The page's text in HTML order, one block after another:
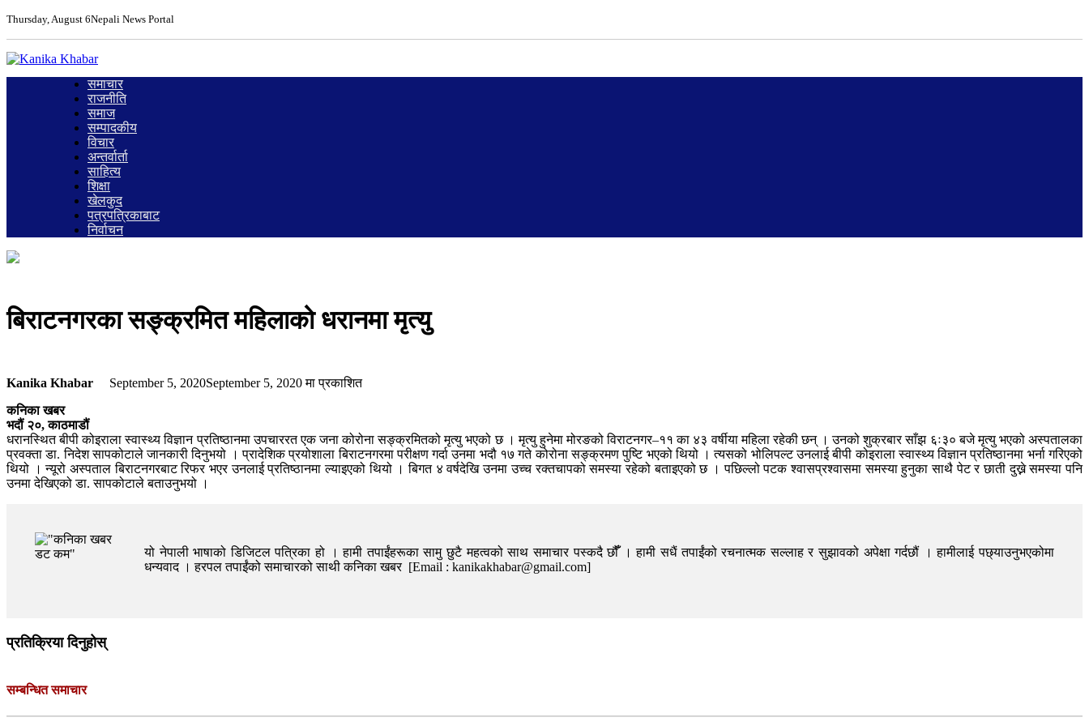
Thursday, August 6Nepali News Portal
समाचार
राजनीति
समाज
सम्पादकीय
विचार
अन्तर्वार्ता
साहित्य
शिक्षा
खेलकुद
पत्रपत्रिकाबाट
निर्वाचन
बिराटनगरका सङ्क्रमित महिलाको धरानमा मृत्यु
Kanika Khabar September 5, 2020September 5, 2020मा प्रकाशित
कनिका खबर
भदौं २०, काठमाडौं
धरानस्थित बीपी कोइराला स्वास्थ्य विज्ञान प्रतिष्ठानमा उपचाररत एक जना कोरोना सङ्क्रमितको मृत्यु भएको छ । मृत्यु हुनेमा मोरङको विराटनगर–११ का ४३ वर्षीया महिला रहेकी छन् । उनको शुक्रबार साँझ ६ः३० बजे मृत्यु भएको अस्पतालका
प्रवक्ता डा. निदेश सापकोटाले जानकारी दिनुभयो । प्रादेशिक प्रयोशाला बिराटनगरमा परीक्षण गर्दा उनमा भदौ १७ गते कोरोना सङ्क्रमण पुष्टि भएको थियो । त्यसको भोलिपल्ट उनलाई बीपी कोइराला स्वास्थ्य विज्ञान प्रतिष्ठानमा भर्ना गरिएको
थियो । न्यूरो अस्पताल बिराटनगरबाट रिफर भएर उनलाई प्रतिष्ठानमा ल्याइएको थियो । बिगत ४ वर्षदेखि उनमा उच्च रक्तचापको समस्या रहेको बताइएको छ । पछिल्लो पटक श्वासप्रश्वासमा समस्या हुनुका साथै पेट र छाती दुख्ने समस्या पनि
उनमा देखिएको डा. सापकोटाले बताउनुभयो ।
यो नेपाली भाषाको डिजिटल पत्रिका हो । हामी तपाईंहरूका सामु छुटै महत्वको साथ समाचार पस्कदै छौँँ । हामी सधैं तपाईंको रचनात्मक सल्लाह र सुझावको अपेक्षा गर्दछौं । हामीलाई पछ्याउनुभएकोमा
धन्यवाद । हरपल तपाईंको समाचारको साथी कनिका खबर [Email : kanikakhabar@gmail.com]
प्रतिक्रिया दिनुहोस्
सम्बन्धित समाचार